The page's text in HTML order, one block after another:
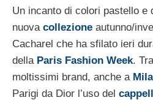
Un incanto di colori pastello e
nuova collezione autunno/
Cacharel che ha sfilato ieri
della Paris Fashion Week.
moltissimi brand, anche a
Parigi da Dior l’uso del